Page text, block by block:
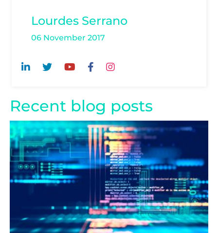
Lourdes Serrano
06 November 2017
Recent blog posts